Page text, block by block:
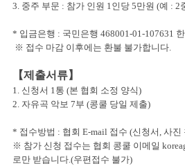
3. 중주 부문 : 참가 인원 1인당 5만원 (예 : 2
* 입금은행 : 국민은행 468001-01-107631
※ 접수 마감 이후에는 환불 불가합니다.
【제출서류】
1. 신청서 1통 (본 협회 소정 양식)
2. 자유곡 악보 7부 (콩쿨 당일 제출)
* 접수방법 : 협회 E-mail 접수 (신청서, 사진
※ 참가 신청 접수는 협회 콩쿨 이메일
로만 받습니다.(우편접수 불가)